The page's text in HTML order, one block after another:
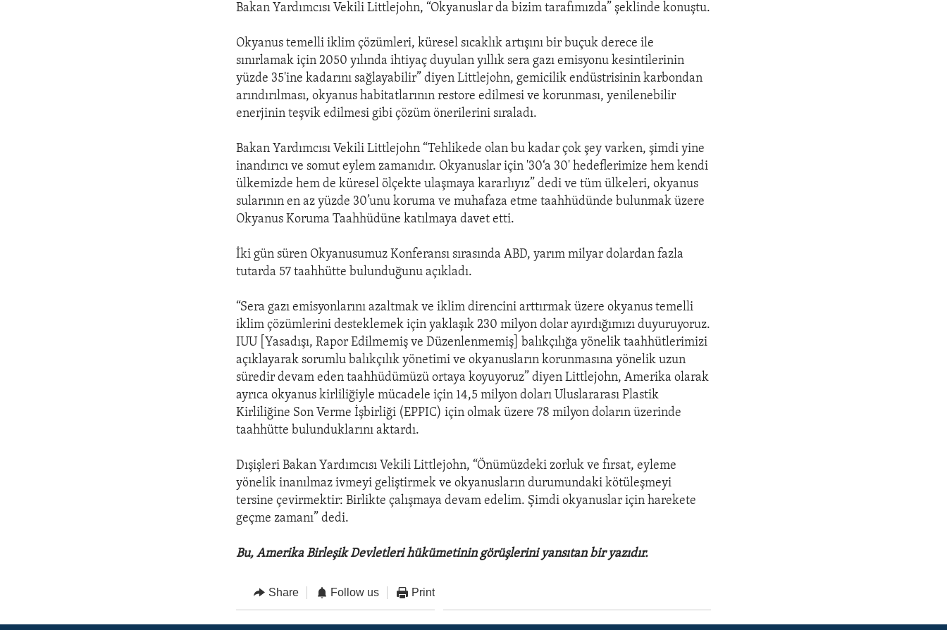
Bakan Yardımcısı Vekili Littlejohn, “Okyanuslar da bizim tarafımızda” şeklinde konuştu.
Okyanus temelli iklim çözümleri, küresel sıcaklık artışını bir buçuk derece ile
sınırlamak için 2050 yılında ihtiyaç duyulan yıllık sera gazı emisyonu kesintilerinin
yüzde 35'ine kadarını sağlayabilir” diyen Littlejohn, gemicilik endüstrisinin karbondan
arındırılması, okyanus habitatlarının restore edilmesi ve korunması, yenilenebilir
enerjinin teşvik edilmesi gibi çözüm önerilerini sıraladı.
Bakan Yardımcısı Vekili Littlejohn “Tehlikede olan bu kadar çok şey varken, şimdi yine
inandırıcı ve somut eylem zamanıdır. Okyanuslar için '30‘a 30' hedeflerimize hem kendi
ülkemizde hem de küresel ölçekte ulaşmaya kararlıyız” dedi ve tüm ülkeleri, okyanus
sularının en az yüzde 30’unu koruma ve muhafaza etme taahhüdünde bulunmak üzere
Okyanus Koruma Taahhüdüne katılmaya davet etti.
İki gün süren Okyanusumuz Konferansı sırasında ABD, yarım milyar dolardan fazla
tutarda 57 taahhütte bulunduğunu açıkladı.
“Sera gazı emisyonlarını azaltmak ve iklim direncini arttırmak üzere okyanus temelli
iklim çözümlerini desteklemek için yaklaşık 230 milyon dolar ayırdığımızı duyuruyoruz.
IUU [Yasadışı, Rapor Edilmemiş ve Düzenlenmemiş] balıkçılığa yönelik taahhütlerimizi
açıklayarak sorumlu balıkçılık yönetimi ve okyanusların korunmasına yönelik uzun
süredir devam eden taahhüdümüzü ortaya koyuyoruz” diyen Littlejohn, Amerika olarak
ayrıca okyanus kirliliğiyle mücadele için 14,5 milyon doları Uluslararası Plastik
Kirliliğine Son Verme İşbirliği (EPPIC) için olmak üzere 78 milyon doların üzerinde
taahhütte bulunduklarını aktardı.
Dışişleri Bakan Yardımcısı Vekili Littlejohn, “Önümüzdeki zorluk ve fırsat, eyleme
yönelik inanılmaz ivmeyi geliştirmek ve okyanusların durumundaki kötüleşmeyi
tersine çevirmektir: Birlikte çalışmaya devam edelim. Şimdi okyanuslar için harekete
geçme zamanı” dedi.
Bu, Amerika Birleşik Devletleri hükümetinin görüşlerini yansıtan bir yazıdır.
Share Follow us Print